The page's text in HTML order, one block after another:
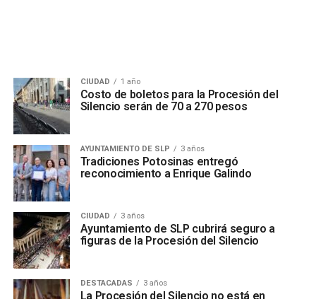
CIUDAD 1 año
Costo de boletos para la Procesión del
Silencio serán de 70 a 270 pesos
AYUNTAMIENTO DE SLP 3 años
Tradiciones Potosinas entregó
reconocimiento a Enrique Galindo
CIUDAD 3 años
Ayuntamiento de SLP cubrirá seguro a
figuras de la Procesión del Silencio
DESTACADAS 3 años
La Procesión del Silencio no está en